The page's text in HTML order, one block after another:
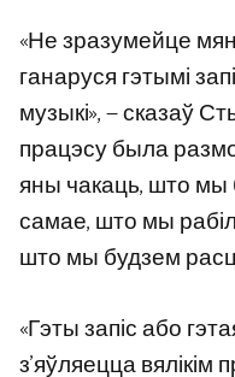
«Не зразумейце
ганаруся гэтымі
музыкі», — сказаў
працэсу была
яны чакаць, што мы
самае, што мы
што мы будзем
«Гэты запіс або
з’яўляецца вялікім